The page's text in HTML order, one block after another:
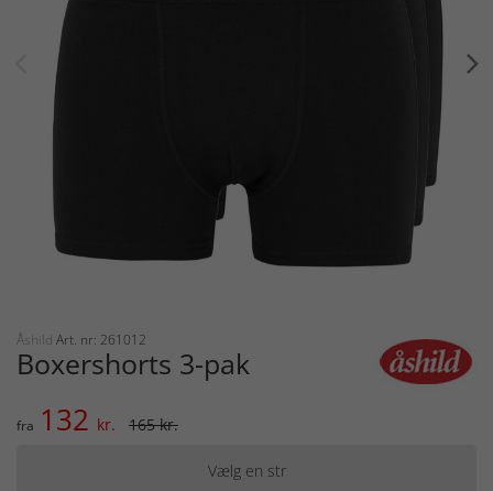
Åshild Art. nr: 261012
Boxershorts 3-pak
fra 132 kr. 165 kr.
Vælg en str